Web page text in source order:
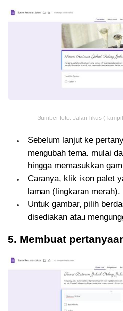
Sumber foto: JalanTikus
Sebelum lanjut ke
mengubah tema, mulai
hingga memasukkan
Caranya, klik ikon palet
laman (lingkaran merah).
Untuk gambar, pilih
disediakan atau
5. Membuat